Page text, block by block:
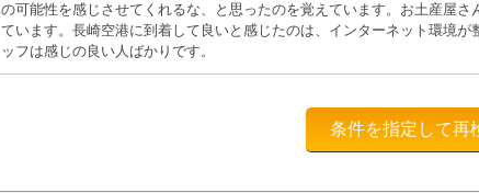
の可能性を感じさせてくれるな、と思ったのを覚えています。お土産屋
ています。長崎空港に到着して良いと感じたのは、インターネット環境
ッフは感じの良い人ばかりです。
条件を指定して再